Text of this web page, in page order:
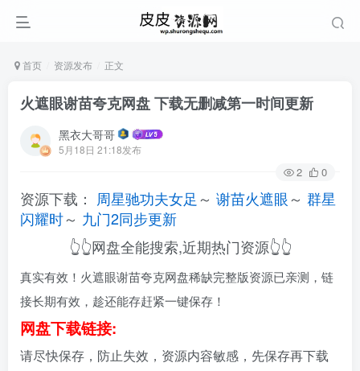
首页 资源发布 正文
火遮眼谢苗夸克网盘 下载无删减第一时间更新
黑衣大哥哥
5月18日 21:18发布
2 0
资源下载： 周星驰功夫女足 ～ 谢苗火遮眼～ 群星
闪耀时～ 九门2同步更新
👆👆网盘全能搜索,近期热门资源👆👆
真实有效！火遮眼谢苗夸克网盘稀缺完整版资源已亲测，链
接长期有效，趁还能存赶紧一键保存！
网盘下载链接:
请尽快保存，防止失效，资源内容敏感，先保存再下载